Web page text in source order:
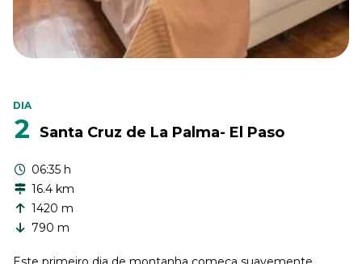
DIA
2 Santa Cruz de La Palma- El Paso
06:35 h
16.4 km
1420 m
790 m